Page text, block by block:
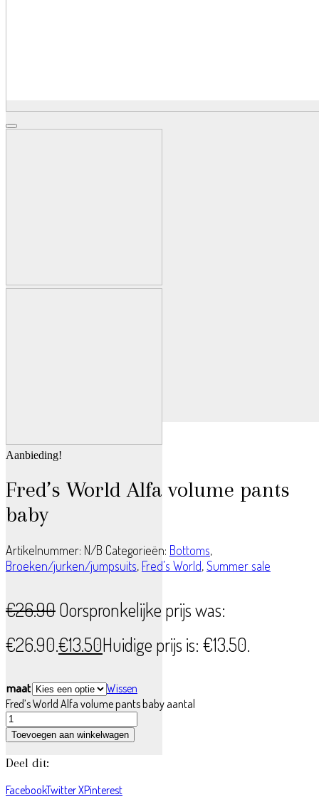
Aanbieding!
Fred’s World Alfa volume pants
baby
Artikelnummer: N/B Categorieën: Bottoms,
Broeken/jurken/jumpsuits, Fred’s World,Summer sale
€26.90Oorspronkelijke prijs was:
€26.90.€13.50Huidige prijs is: €13.50.
maat
Wissen
Fred’s World Alfa volume pants baby aantal
Toevoegen aan winkelwagen
Deel dit:
FacebookTwitter XPinterest